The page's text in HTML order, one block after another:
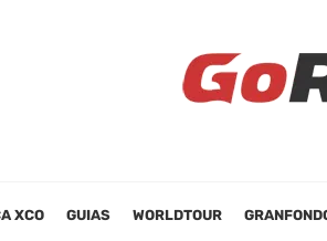
XCO GUIAS WORLDTOUR